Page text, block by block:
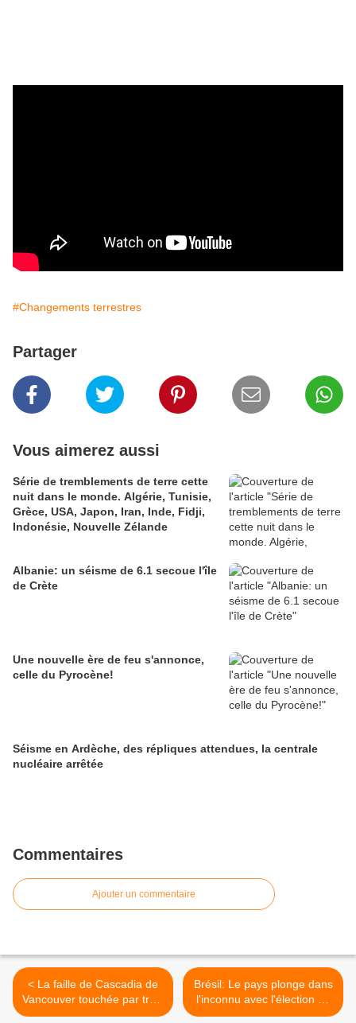
#Changements terrestres
Partager
Vous aimerez aussi
Série de tremblements de terre cette
nuit dans le monde. Algérie, Tunisie,
Grèce, USA, Japon, Iran, Inde, Fidji,
Indonésie, Nouvelle Zélande
Albanie: un séisme de 6.1 secoue l'île
de Crète
Une nouvelle ère de feu s'annonce,
celle du Pyrocène!
Séisme en Ardèche, des répliques attendues, la centrale
nucléaire arrêtée
Commentaires
Ajouter un commentaire
< La faille de Cascadia de
Vancouver touchée par trois
séismes de magnitude
Brésil: Le pays plonge dans
l'inconnu avec l'élection de
Jair Bolsonaro >